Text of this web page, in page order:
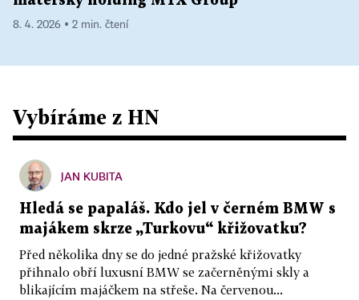
8. 4. 2026 ▪ 2 min. čtení
Vybíráme z HN
JAN KUBITA
Hledá se papaláš. Kdo jel v černém BMW s
majákem skrze „Turkovu“ křižovatku?
Před několika dny se do jedné pražské křižovatky
přihnalo obří luxusní BMW se začerněnými skly a
blikajícím majáčkem na střeše. Na červenou...